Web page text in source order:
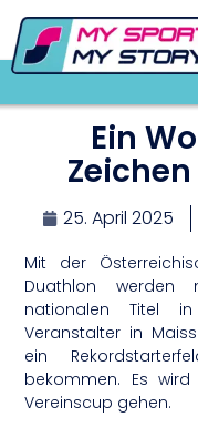
Ein
25. April 2025
Mit der
Duathlon werden
nationalen Titel
Veranstalter in
ein
bekommen. Es
Vereinscup gehen.